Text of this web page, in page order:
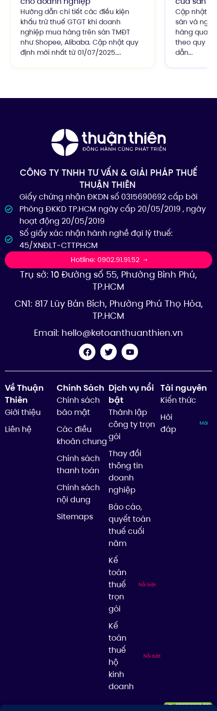
Hướng dẫn chi tiết các điều kiện
khấu trừ thuế GTGT khi doanh
nghiệp mua hàng trên sàn TMĐT
như Shopee, Alibaba. Cập nhật quy
định mới nhất từ 01/07/2025....
Cập nhật
sàn và
hàng qua
theo quy
dẫn...
CÔNG TY TNHH TƯ VẤN & GIẢI PHÁP THUẾ
THUẬN THIÊN
Giấy chứng nhận ĐKDN số 0315690692 cấp bởi
Phòng ĐKKD TP.HCM ngày cấp 20/05/2019 , ngày
hoạt động 20/05/2019
Số giấy xác nhận hành nghề đại lý thuế:
45/XNĐLT-CTTPHCM
Hotline: 0902.91.91.52
Trụ sở: 10 Đường số 55, Phường Bình Phú,
TP.HCM
CN1: 817 Lũy Bán Bích, Phường Phú Thọ Hòa,
TP.HCM
Email: hello@ketoanthuanthien.vn
Về Thuận
Thiên
Giới thiệu
Liên hệ
Chính Sách
Chính sách
bảo mật
Các điều
khoản chung
Chính sách
thanh toán
Chính sách
nội dung
Sitemaps
Dịch vụ nổi
bật
Thành lập
công ty trọn
gói
Thay đổi
thông tin
doanh
nghiệp
Báo cáo,
quyết toán
thuế cuối
năm
Kế
toán
thuế
trọn
gói
Nổi bật
Kế
toán
thuế
hộ
kinh
doanh
Nổi bật
Tài nguyên
Kiến thức
Hỏi
đáp
Mới